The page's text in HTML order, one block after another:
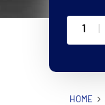
1
HOME